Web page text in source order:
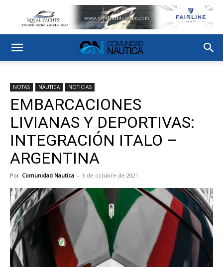
NOTAS NÁUTICA NOTICIAS
EMBARCACIONES
LIVIANAS Y DEPORTIVAS:
INTEGRACIÓN ITALO –
ARGENTINA
Por Comunidad Nautica - 6 de octubre de 2021